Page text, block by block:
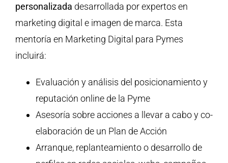
personalizada desarrollada por expertos en
marketing digital e imagen de marca. Esta
mentoría en Marketing Digital para Pymes
incluirá:
Evaluación y análisis del posicionamiento y
reputación online de la Pyme
Asesoría sobre acciones a llevar a cabo y co-
elaboración de un Plan de Acción
Arranque, replanteamiento o desarrollo de